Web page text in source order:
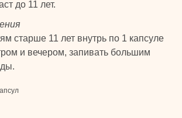
до 11 лет.
старше 11 лет внутрь по 1 капсуле
и вечером, запивать большим
Политика
конфиденциальности
ДОКУМЕНТЫ